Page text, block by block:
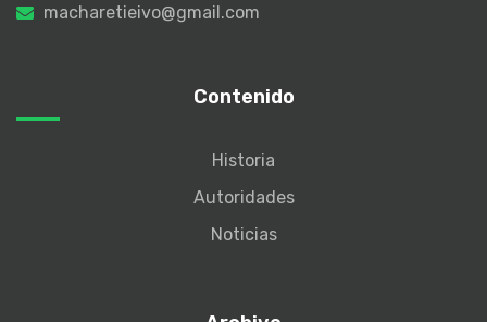
macharetieivo@gmail.com
Contenido
Historia
Autoridades
Noticias